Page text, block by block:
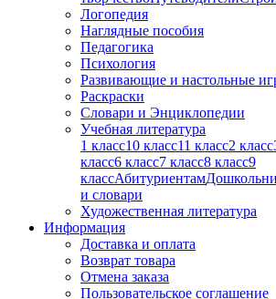
Логопедия
Наглядные пособия
Педагогика
Психология
Развивающие и настольные
Раскраски
Словари и Энциклопедии
Учебная литература
1 класс10 класс11 класс2 класс
класс6 класс7 класс8 класс9
классАбитуриентам
и словари
Художественная литература
Информация
Доставка и оплата
Возврат товара
Отмена заказа
Пользовательское соглашение